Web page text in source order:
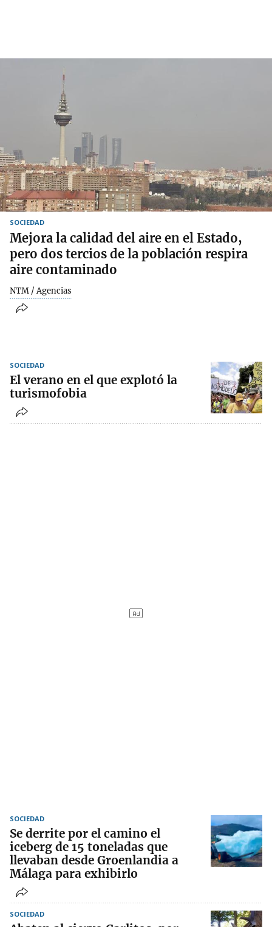
SOCIEDAD
Mejora la calidad del aire en el Estado,
pero dos tercios de la población respira
aire contaminado
NTM / Agencias
SOCIEDAD
El verano en el que explotó la
turismofobia
SOCIEDAD
Se derrite por el camino el
iceberg de 15 toneladas que
llevaban desde Groenlandia a
Málaga para exhibirlo
SOCIEDAD